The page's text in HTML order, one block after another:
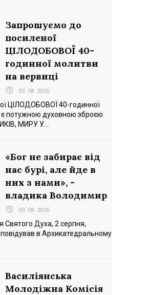
Запрошуємо до
посиленої
ЦІЛОДОБОВОЇ 40-
годинної молитви
на вервиці
03. 08. 2026
ЦІЛОДОБОВОЇ 40-годинної
є потужною духовною зброєю
МИРУ У...
«Бог не забирає від
нас бурі, але йде в
них з нами», -
владика Володимир
03. 08. 2026
Святого Духа, 2 серпня,
в Архикатедральному
Василіянська
Молодіжна Комісія